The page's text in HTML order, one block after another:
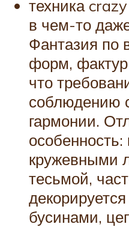
техника
в чем-то
Фантазия по
форм, фактур
что
соблюдению
гармонии.
кружевными
тесьмой,
бусинами,